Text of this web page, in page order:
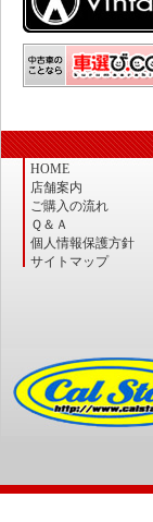
HOME
店舗案内
ご購入の流れ
Ｑ＆Ａ
個人情報保護方針
サイトマップ